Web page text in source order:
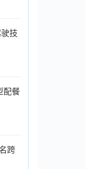
技
配餐
跨